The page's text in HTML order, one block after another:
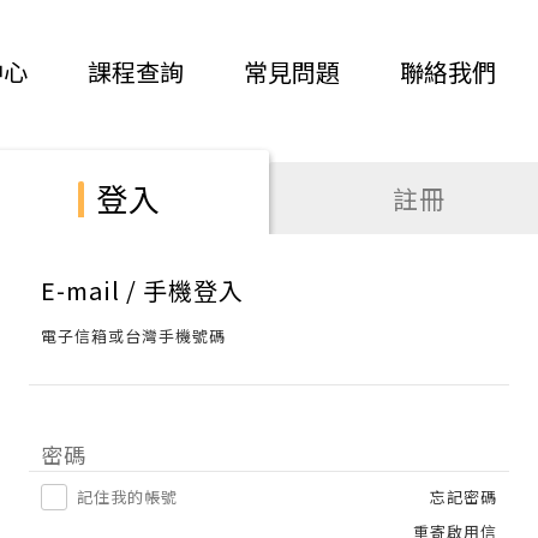
課程查詢 常見問題 聯絡我們
登入 註冊
E-mail / 手機登入
電子信箱或台灣手機號碼
密碼
記住我的帳號
忘記密碼
重寄啟用信